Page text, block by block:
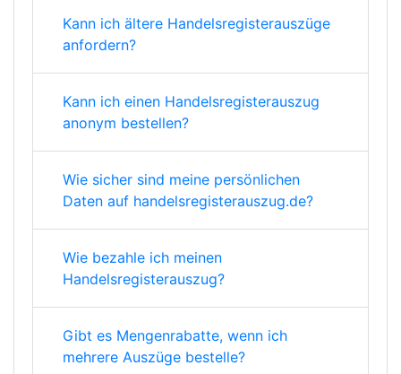
Kann ich ältere Handelsregisterauszüge
anfordern?
Kann ich einen Handelsregisterauszug
anonym bestellen?
Wie sicher sind meine persönlichen
Daten auf handelsregisterauszug.de?
Wie bezahle ich meinen
Handelsregisterauszug?
Gibt es Mengenrabatte, wenn ich
mehrere Auszüge bestelle?